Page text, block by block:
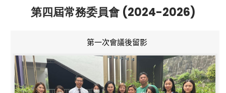
第四屆常務委員會 (2024-2026)
第一次會議後留影